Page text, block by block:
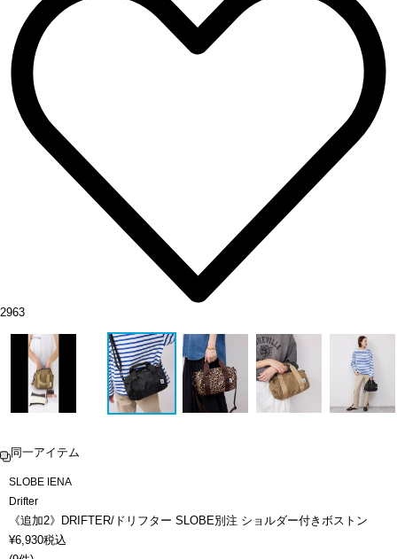
2963
同一アイテム
SLOBE IENA
Drifter
《追加2》DRIFTER/ドリフター SLOBE別注 ショルダー付きボストン
¥6,930税込